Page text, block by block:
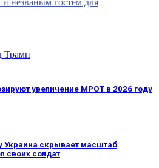
Трамп
увеличение МРОТ в 2026 году
Украина скрывает масштаб
своих солдат